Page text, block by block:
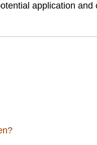
application